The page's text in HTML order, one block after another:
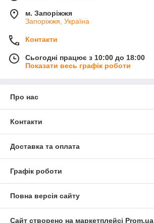
м. Запоріжжя
Запоріжжя, Україна
Контакти
Сьогодні працює з 10:00 до 18:00
Показати весь графік роботи
Про нас
Контакти
Доставка та оплата
Графік роботи
Повна версія сайту
Сайт створено на маркетплейсі Prom.ua